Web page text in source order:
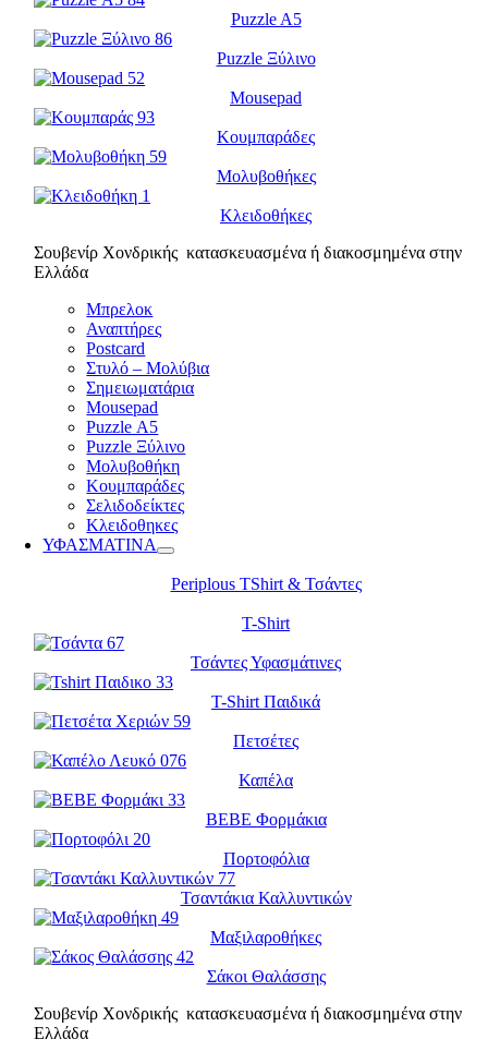
Puzzle A5
Puzzle Ξύλινο
Mousepad
Κουμπαράδες
Μολυβοθήκες
Κλειδοθήκες
Σουβενίρ Χονδρικής κατασκευασμένα ή διακοσμημένα στην
Ελλάδα
Μπρελοκ
Αναπτήρες
Postcard
Στυλό – Μολύβια
Σημειωματάρια
Mousepad
Puzzle Α5
Puzzle Ξύλινο
Μολυβοθήκη
Κουμπαράδες
Σελιδοδείκτες
Κλειδοθηκες
ΥΦΑΣΜΑΤΙΝΑ
Periplous TShirt & Τσάντες
T-Shirt
Τσάντες Υφασμάτινες
T-Shirt Παιδικά
Πετσέτες
Καπέλα
BEBE Φορμάκια
Πορτοφόλια
Τσαντάκια Καλλυντικών
Μαξιλαροθήκες
Σάκοι Θαλάσσης
Σουβενίρ Χονδρικής κατασκευασμένα ή διακοσμημένα στην
Ελλάδα